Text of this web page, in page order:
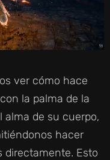
ver cómo hace
la palma de la
alma de su cuerpo,
hacer
directamente. Esto